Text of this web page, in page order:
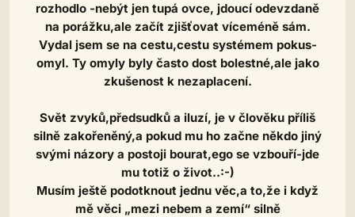
rozhodlo -nebýt jen tupá ovce, jdoucí odevzdaně
na porážku,ale začít zjišťovat víceméně sám.
Vydal jsem se na cestu,cestu systémem pokus-
omyl. Ty omyly byly často dost bolestné,ale jako
zkušenost k nezaplacení.
Svět zvyků,předsudků a iluzí, je v člověku příliš
silně zakořeněný,a pokud mu ho začne někdo jiný
svými názory a postoji bourat,ego se vzbouří-jde
mu totiž o život..:-)
Musím ještě podotknout jednu věc,a to,že i když
mě věci „mezi nebem a zemí“ silně